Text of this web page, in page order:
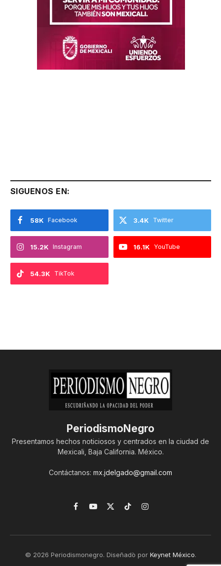
SIGUENOS EN:
Facebook
58K Twitter
3.4K
Instagram
15.2K YouTube
16.1K
TikTok
54.3K
PeriodismoNegro
Presentamos hechos noticiosos y centrados en la ciudad de
Mexicali, Baja California. México.
Contáctanos: mx.jdelgado@gmail.com
Facebook
YouTube
X
TikTokInstagram
© 2026 Periodismonegro. Diseñado por Keynet México.